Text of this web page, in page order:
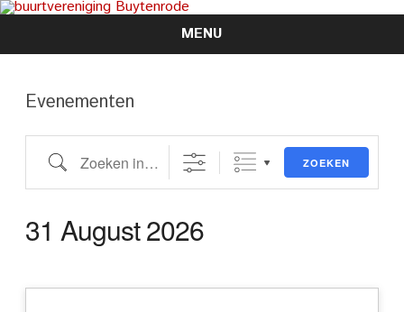
MENU
Skip
Evenementen
Zoeken in evenementen ZOEKEN
31 August 2026